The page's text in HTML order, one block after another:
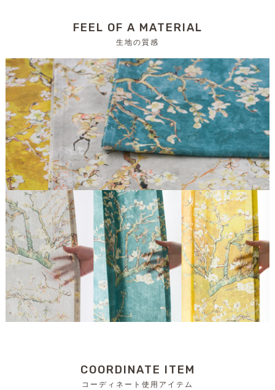
FEEL OF A MATERIAL
生地の質感
COORDINATE ITEM
コーディネート使用アイテム